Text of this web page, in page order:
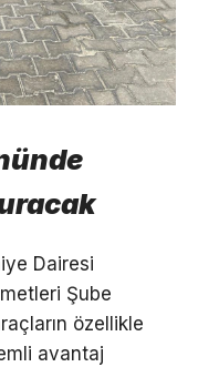
Dairesi
Şube
özellikle
avantaj